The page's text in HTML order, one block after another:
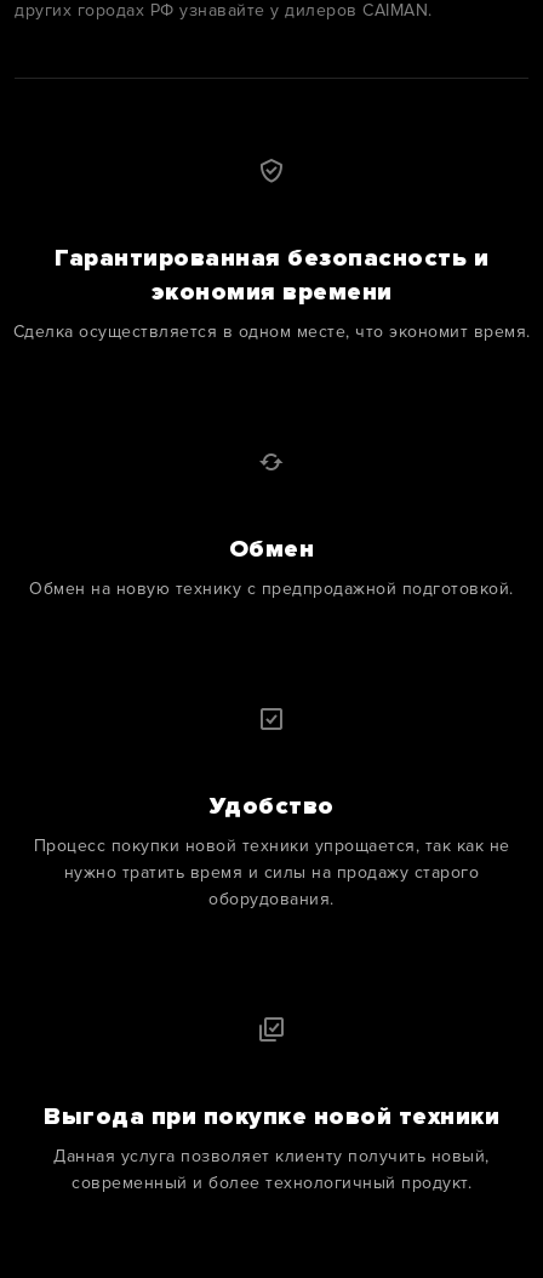
других городах РФ узнавайте у дилеров CAIMAN.
Гарантированная безопасность и
экономия времени
Сделка осуществляется в одном месте, что экономит время.
Обмен
Обмен на новую технику с предпродажной подготовкой.
Удобство
Процесс покупки новой техники упрощается, так как не
нужно тратить время и силы на продажу старого
оборудования.
Выгода при покупке новой техники
Данная услуга позволяет клиенту получить новый,
современный и более технологичный продукт.